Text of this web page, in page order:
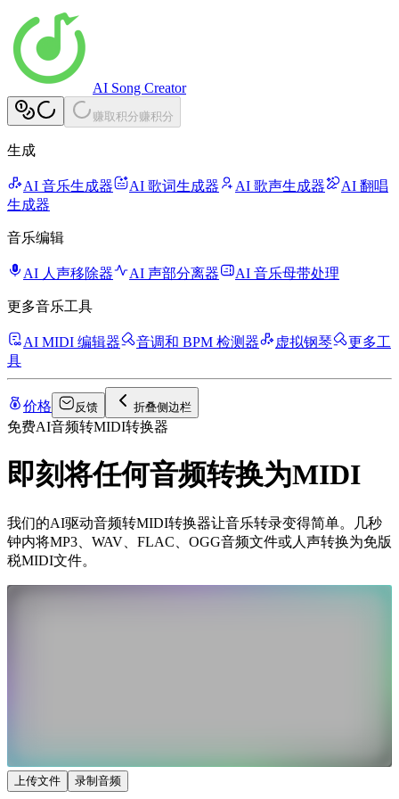
AI Song Creator
赚取积分赚积分
生成
AI 音乐生成器 AI 歌词生成器 AI 歌声生成器
AI 翻唱
生成器
音乐编辑
AI 人声移除器 AI 声部分离器 AI 音乐母带处理
更多音乐工具
AI MIDI 编辑器 音调和 BPM 检测器 虚拟钢琴
更多工
具
价格 反馈 折叠侧边栏
免费AI音频转MIDI转换器
即刻将任何音频转换为MIDI
我们的AI驱动音频转MIDI转换器让音乐转录变得简单。几秒
钟内将MP3、WAV、FLAC、OGG音频文件或人声转换为免版
税MIDI文件。
上传文件 录制音频